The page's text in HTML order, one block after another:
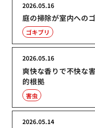
庭の掃除が室内への
2026.05.16
ゴキブリ
爽快な香りで不快な
的根拠
2026.05.16
害虫
2026.05.14